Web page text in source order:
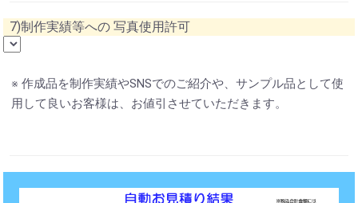
7)制作実績等への 写真使用許可
※ 作成品を制作実績やSNSでのご紹介や、サンプル品として使
用して良いお客様は、お値引させていただきます。